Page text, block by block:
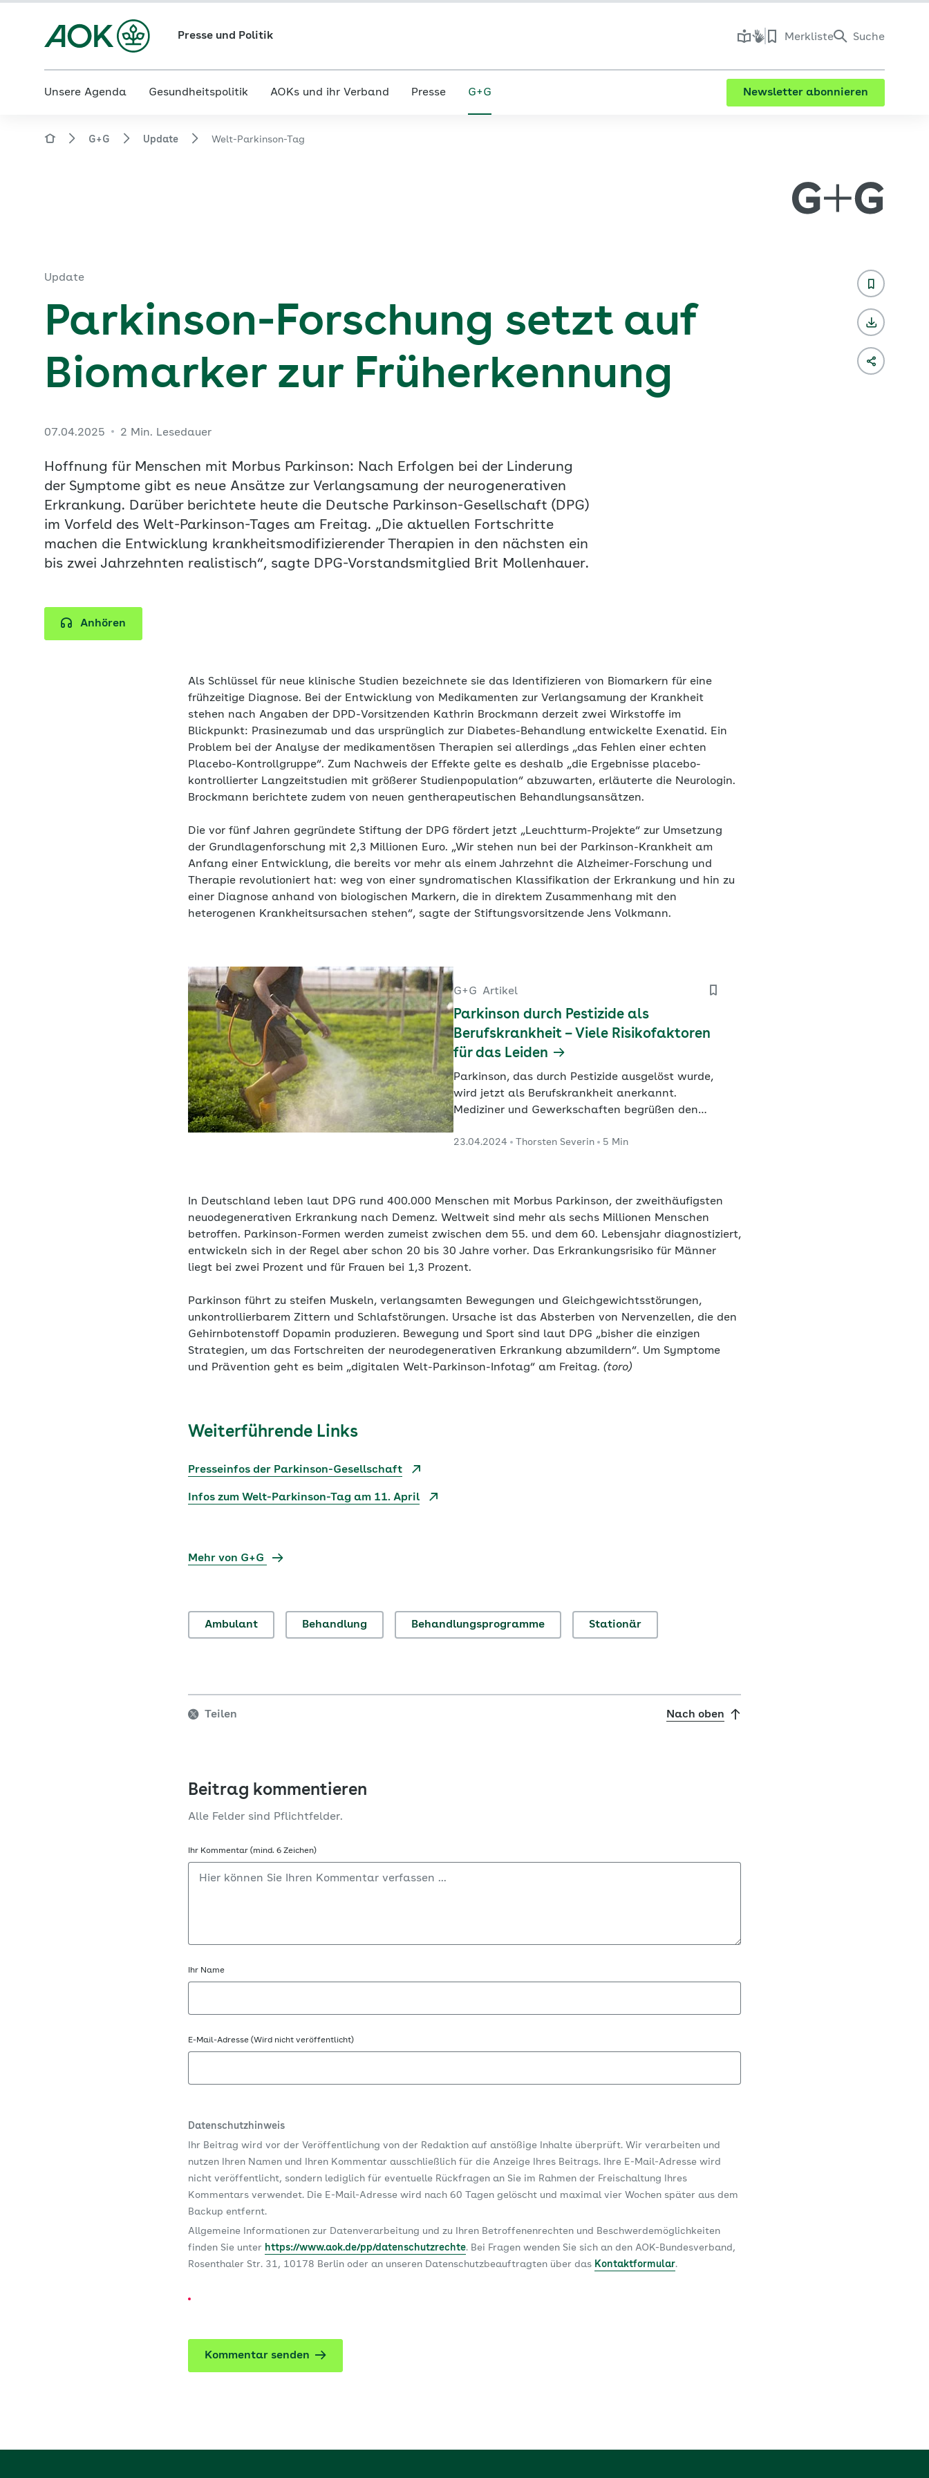
Presse und Politik Merkliste Suche
Unsere Agenda Gesundheitspolitik AOKs und ihr Verband Presse G+G Newsletter abonnieren
G+G Update Welt-Parkinson-Tag
Update
Parkinson-Forschung setzt auf
Biomarker zur Früherkennung
07.04.2025 2 Min. Lesedauer
Hoffnung für Menschen mit Morbus Parkinson: Nach Erfolgen bei der Linderung
der Symptome gibt es neue Ansätze zur Verlangsamung der neurogenerativen
Erkrankung. Darüber berichtete heute die Deutsche Parkinson-Gesellschaft (DPG)
im Vorfeld des Welt-Parkinson-Tages am Freitag. „Die aktuellen Fortschritte
machen die Entwicklung krankheitsmodifizierender Therapien in den nächsten ein
bis zwei Jahrzehnten realistisch“, sagte DPG-Vorstandsmitglied Brit Mollenhauer.
Anhören
Als Schlüssel für neue klinische Studien bezeichnete sie das Identifizieren von Biomarkern für eine
frühzeitige Diagnose. Bei der Entwicklung von Medikamenten zur Verlangsamung der Krankheit
stehen nach Angaben der DPD-Vorsitzenden Kathrin Brockmann derzeit zwei Wirkstoffe im
Blickpunkt: Prasinezumab und das ursprünglich zur Diabetes-Behandlung entwickelte Exenatid. Ein
Problem bei der Analyse der medikamentösen Therapien sei allerdings „das Fehlen einer echten
Placebo-Kontrollgruppe“. Zum Nachweis der Effekte gelte es deshalb „die Ergebnisse placebo-
kontrollierter Langzeitstudien mit größerer Studienpopulation“ abzuwarten, erläuterte die Neurologin.
Brockmann berichtete zudem von neuen gentherapeutischen Behandlungsansätzen.
Die vor fünf Jahren gegründete Stiftung der DPG fördert jetzt „Leuchtturm-Projekte“ zur Umsetzung
der Grundlagenforschung mit 2,3 Millionen Euro. „Wir stehen nun bei der Parkinson-Krankheit am
Anfang einer Entwicklung, die bereits vor mehr als einem Jahrzehnt die Alzheimer-Forschung und
Therapie revolutioniert hat: weg von einer syndromatischen Klassifikation der Erkrankung und hin zu
einer Diagnose anhand von biologischen Markern, die in direktem Zusammenhang mit den
heterogenen Krankheitsursachen stehen“, sagte der Stiftungsvorsitzende Jens Volkmann.
G+G Artikel
Parkinson durch Pestizide als
Berufskrankheit – Viele Risikofaktoren
für das Leiden
Parkinson, das durch Pestizide ausgelöst wurde,
wird jetzt als Berufskrankheit anerkannt.
Mediziner und Gewerkschaften begrüßen den
das neurodegenerative Leiden, bei denen sich
23.04.2024 Thorsten Severin 5 Min
In Deutschland leben laut DPG rund 400.000 Menschen mit Morbus Parkinson, der zweithäufigsten
neuodegenerativen Erkrankung nach Demenz. Weltweit sind mehr als sechs Millionen Menschen
betroffen. Parkinson-Formen werden zumeist zwischen dem 55. und dem 60. Lebensjahr diagnostiziert,
entwickeln sich in der Regel aber schon 20 bis 30 Jahre vorher. Das Erkrankungsrisiko für Männer
liegt bei zwei Prozent und für Frauen bei 1,3 Prozent.
Parkinson führt zu steifen Muskeln, verlangsamten Bewegungen und Gleichgewichtsstörungen,
unkontrollierbarem Zittern und Schlafstörungen. Ursache ist das Absterben von Nervenzellen, die den
Gehirnbotenstoff Dopamin produzieren. Bewegung und Sport sind laut DPG „bisher die einzigen
Strategien, um das Fortschreiten der neurodegenerativen Erkrankung abzumildern“. Um Symptome
und Prävention geht es beim „digitalen Welt-Parkinson-Infotag“ am Freitag. (toro)
Weiterführende Links
Presseinfos der Parkinson-Gesellschaft
Infos zum Welt-Parkinson-Tag am 11. April
Mehr von G+G
Ambulant Behandlung Behandlungsprogramme Stationär
Teilen Nach oben
Beitrag kommentieren
Alle Felder sind Pflichtfelder.
Ihr Kommentar (mind. 6 Zeichen)
Ihr Name
E-Mail-Adresse (Wird nicht veröffentlicht)
Datenschutzhinweis
Ihr Beitrag wird vor der Veröffentlichung von der Redaktion auf anstößige Inhalte überprüft. Wir verarbeiten und
nutzen Ihren Namen und Ihren Kommentar ausschließlich für die Anzeige Ihres Beitrags. Ihre E-Mail-Adresse wird
nicht veröffentlicht, sondern lediglich für eventuelle Rückfragen an Sie im Rahmen der Freischaltung Ihres
Kommentars verwendet. Die E-Mail-Adresse wird nach 60 Tagen gelöscht und maximal vier Wochen später aus dem
Backup entfernt.
Allgemeine Informationen zur Datenverarbeitung und zu Ihren Betroffenenrechten und Beschwerdemöglichkeiten
finden Sie unter https://www.aok.de/pp/datenschutzrechte. Bei Fragen wenden Sie sich an den AOK-Bundesverband,
Rosenthaler Str. 31, 10178 Berlin oder an unseren Datenschutzbeauftragten über das Kontaktformular.
Kommentar senden